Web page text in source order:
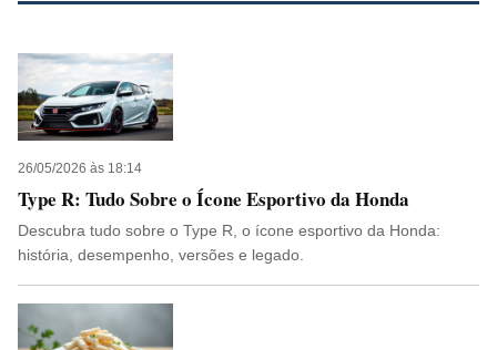
26/05/2026 às 18:14
Type R: Tudo Sobre o Ícone Esportivo da Honda
Descubra tudo sobre o Type R, o ícone esportivo da Honda:
história, desempenho, versões e legado.